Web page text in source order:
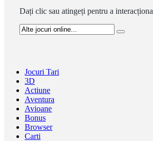
Dați clic sau atingeți pentru a interacționa
Jocuri Tari
3D
Actiune
Aventura
Avioane
Bonus
Browser
Carti